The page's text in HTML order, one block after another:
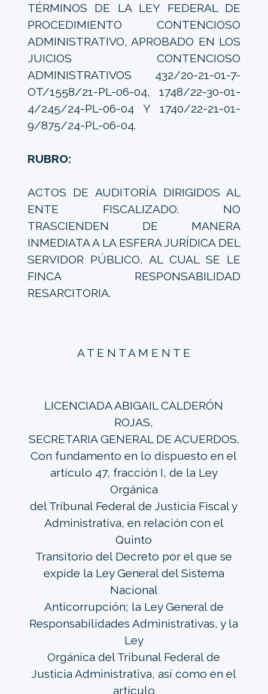
TÉRMINOS DE LA LEY FEDERAL DE
PROCEDIMIENTO CONTENCIOSO
ADMINISTRATIVO, APROBADO EN LOS
JUICIOS CONTENCIOSO
ADMINISTRATIVOS 432/20-21-01-7-
OT/1558/21-PL-06-04, 1748/22-30-01-
4/245/24-PL-06-04 Y 1740/22-21-01-
9/875/24-PL-06-04.
RUBRO:
ACTOS DE AUDITORÍA DIRIGIDOS AL
ENTE FISCALIZADO. NO
TRASCIENDEN DE MANERA
INMEDIATA A LA ESFERA JURÍDICA DEL
SERVIDOR PÚBLICO, AL CUAL SE LE
FINCA RESPONSABILIDAD
RESARCITORIA.
A T E N T A M E N T E
LICENCIADA ABIGAIL CALDERÓN
ROJAS,
SECRETARIA GENERAL DE ACUERDOS.
Con fundamento en lo dispuesto en el
artículo 47, fracción I, de la Ley
Orgánica
del Tribunal Federal de Justicia Fiscal y
Administrativa, en relación con el
Quinto
Transitorio del Decreto por el que se
expide la Ley General del Sistema
Nacional
Anticorrupción; la Ley General de
Responsabilidades Administrativas, y la
Ley
Orgánica del Tribunal Federal de
Justicia Administrativa, así como en el
artículo